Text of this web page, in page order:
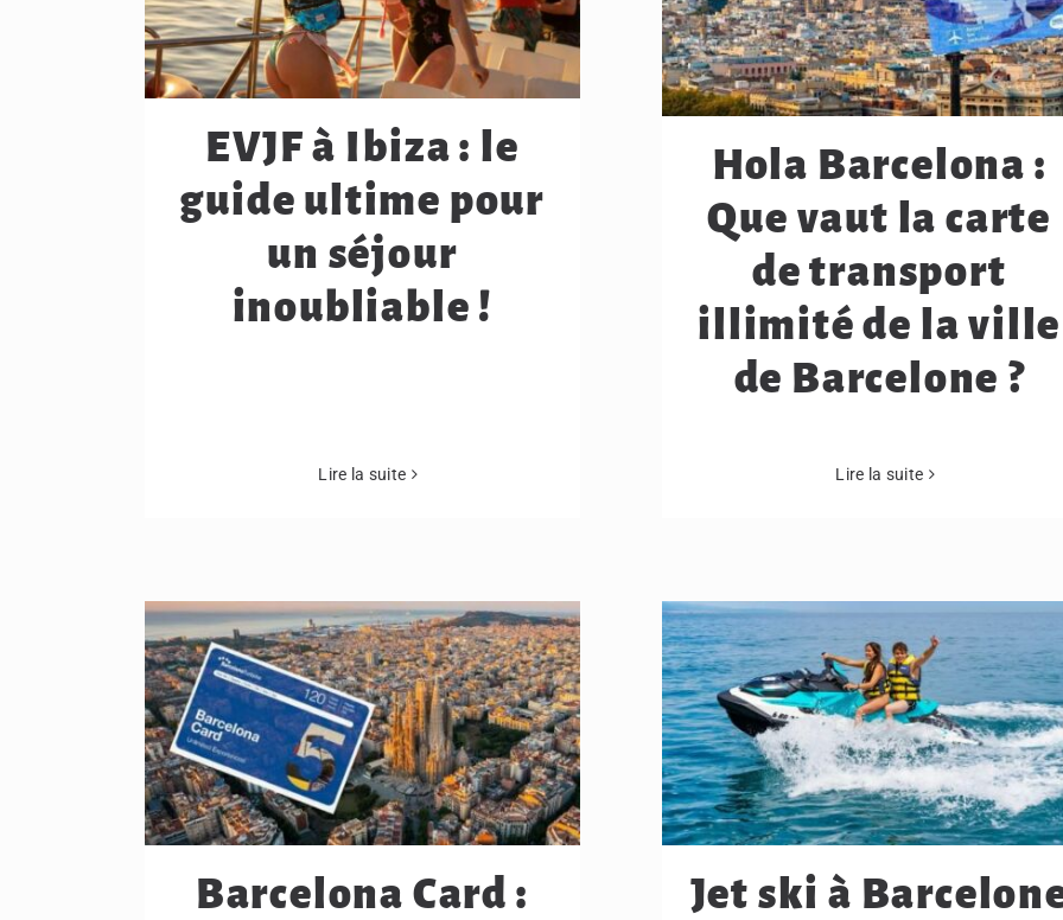
EVJF à Ibiza : le
guide ultime pour
un séjour
inoubliable !
Lire la suite
Hola Barcelona :
Que vaut la carte
de transport
illimité de la ville
de Barcelone ?
Lire la suite
Barcelona Card :
Jet ski à